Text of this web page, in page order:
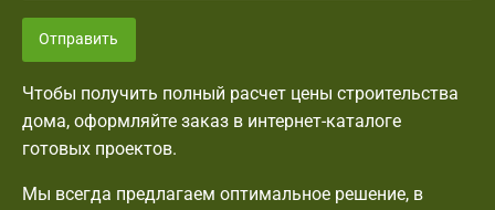
Отправить
Чтобы получить полный расчет цены строительства
дома, оформляйте заказ в интернет-каталоге
готовых проектов.
Мы всегда предлагаем оптимальное решение, в